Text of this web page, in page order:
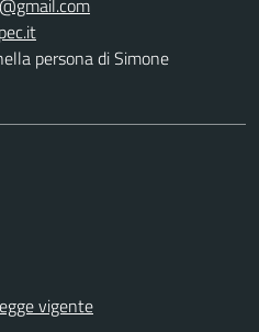
persona di Simone
vigente